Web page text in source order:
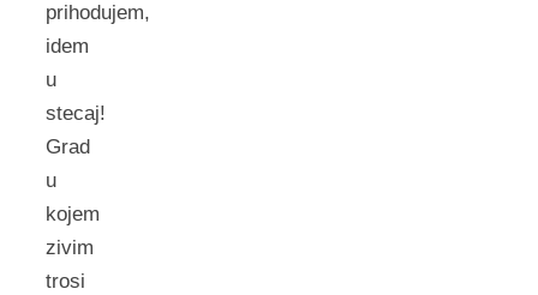
prihodujem,
idem
u
stecaj!
Grad
u
kojem
zivim
trosi